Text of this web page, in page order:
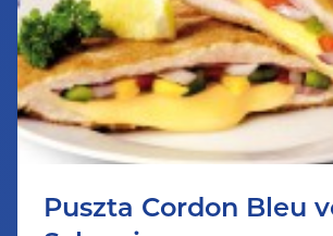
Puszta Cordon Bleu